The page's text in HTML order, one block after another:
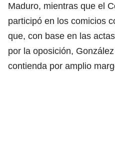
Maduro, mientras que el
participó en los comicios
que, con base en las
por la oposición,
contienda por amplio